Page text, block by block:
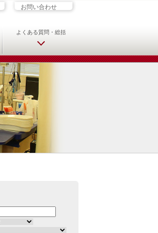
科専門医・専攻医
お問い合わせ
よくある質問・総括